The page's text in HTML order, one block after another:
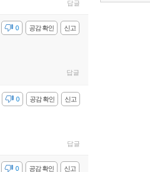
답글
신고
공감 확인
0
답글
신고
공감 확인
0
답글
신고
공감 확인
0